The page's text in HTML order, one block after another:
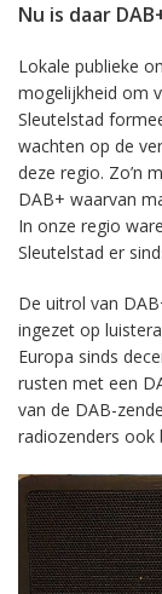
Nu is daar
Lokale publieke
mogelijkheid om
Sleutelstad
wachten op de
deze regio. Zo’n
DAB+ waarvan
In onze regio
Sleutelstad er
De uitrol van
ingezet op
Europa sinds
rusten met een
van de DAB-
radiozenders ook